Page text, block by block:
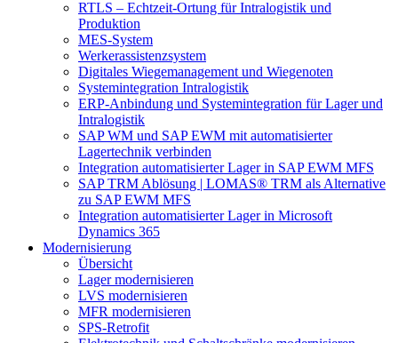
RTLS – Echtzeit-Ortung für Intralogistik und
Produktion
MES-System
Werkerassistenzsystem
Digitales Wiegemanagement und Wiegenoten
Systemintegration Intralogistik
ERP-Anbindung und Systemintegration für Lager und
Intralogistik
SAP WM und SAP EWM mit automatisierter
Lagertechnik verbinden
Integration automatisierter Lager in SAP EWM MFS
SAP TRM Ablösung | LOMAS® TRM als Alternative
zu SAP EWM MFS
Integration automatisierter Lager in Microsoft
Dynamics 365
Modernisierung
Übersicht
Lager modernisieren
LVS modernisieren
MFR modernisieren
SPS-Retrofit